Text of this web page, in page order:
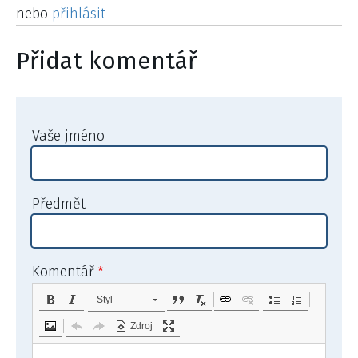
nebo přihlásit
Přidat komentář
Vaše jméno
Předmět
Komentář
Styl
Zdroj